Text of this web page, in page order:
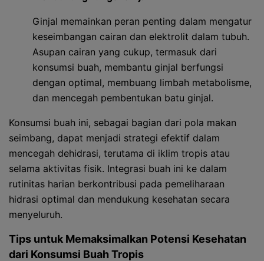
Ginjal memainkan peran penting dalam mengatur
keseimbangan cairan dan elektrolit dalam tubuh.
Asupan cairan yang cukup, termasuk dari
konsumsi buah, membantu ginjal berfungsi
dengan optimal, membuang limbah metabolisme,
dan mencegah pembentukan batu ginjal.
Konsumsi buah ini, sebagai bagian dari pola makan
seimbang, dapat menjadi strategi efektif dalam
mencegah dehidrasi, terutama di iklim tropis atau
selama aktivitas fisik. Integrasi buah ini ke dalam
rutinitas harian berkontribusi pada pemeliharaan
hidrasi optimal dan mendukung kesehatan secara
menyeluruh.
Tips untuk Memaksimalkan Potensi Kesehatan
dari Konsumsi Buah Tropis